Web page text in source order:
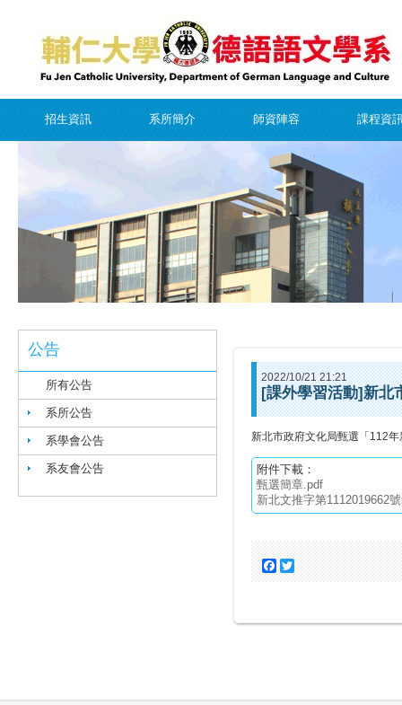
招生資訊 系所簡介 師資陣容 課程資
公告
所有公告
系所公告
系學會公告
系友會公告
2022/10/21 21:21
[課外學習活動]新北
新北市政府文化局甄選「112
附件下載：
甄選簡章.pdf
新北文推字第1112019662
Facebook